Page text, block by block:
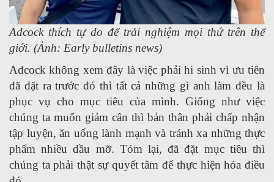
Adcock​ thích tự do để trải nghiệm mọi thứ trên thế
giới. (Ảnh: Early bulletins news)
Adcock không xem đây là việc phải hi sinh vì ưu tiên
đã đặt ra trước đó thì tất cả những gì anh làm đều là
phục vụ cho mục tiêu của mình. Giống như việc
chúng ta muốn giảm cân thì bản thân phải chấp nhận
tập luyện, ăn uống lành mạnh và tránh xa những thực
phẩm nhiều dầu mỡ. Tóm lại, đã đặt mục tiêu thì
chúng ta phải thật sự quyết tâm để thực hiện hóa điều